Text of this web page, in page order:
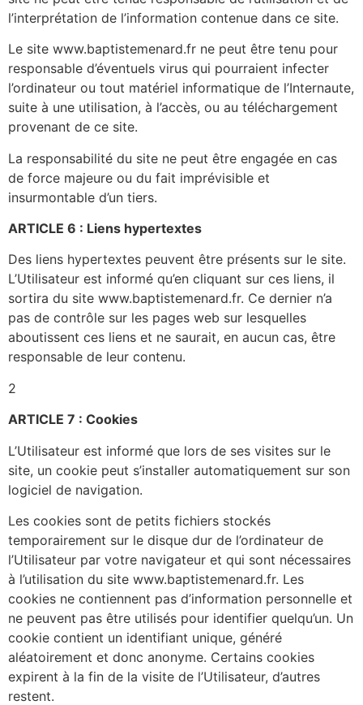
l’interprétation de l’information contenue dans ce site.
Le site www.baptistemenard.fr ne peut être tenu pour
responsable d’éventuels virus qui pourraient infecter
l’ordinateur ou tout matériel informatique de l’Internaute,
suite à une utilisation, à l’accès, ou au téléchargement
provenant de ce site.
La responsabilité du site ne peut être engagée en cas
de force majeure ou du fait imprévisible et
insurmontable d’un tiers.
ARTICLE 6 : Liens hypertextes
Des liens hypertextes peuvent être présents sur le site.
L’Utilisateur est informé qu’en cliquant sur ces liens, il
sortira du site www.baptistemenard.fr. Ce dernier n’a
pas de contrôle sur les pages web sur lesquelles
aboutissent ces liens et ne saurait, en aucun cas, être
responsable de leur contenu.
2
ARTICLE 7 : Cookies
L’Utilisateur est informé que lors de ses visites sur le
site, un cookie peut s’installer automatiquement sur son
logiciel de navigation.
Les cookies sont de petits fichiers stockés
temporairement sur le disque dur de l’ordinateur de
l’Utilisateur par votre navigateur et qui sont nécessaires
à l’utilisation du site www.baptistemenard.fr. Les
cookies ne contiennent pas d’information personnelle et
ne peuvent pas être utilisés pour identifier quelqu’un. Un
cookie contient un identifiant unique, généré
aléatoirement et donc anonyme. Certains cookies
expirent à la fin de la visite de l’Utilisateur, d’autres
restent.